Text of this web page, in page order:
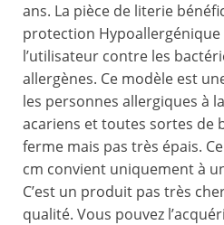
ans. La pièce de literie
protection
l’utilisateur contre les
allergènes. Ce modèle est
les personnes allergiques à
acariens et toutes sortes de
ferme mais pas très épais.
cm convient uniquement à
C’est un produit pas très
qualité. Vous pouvez